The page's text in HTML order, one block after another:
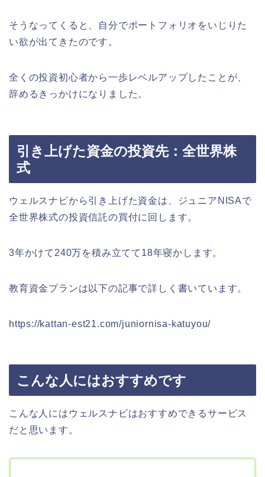
そうなってくると、自分でポートフォリオをいじりた
い欲が出てきたのです。
全くの投資初心者から一歩レベルアップしたことが、
辞めるきっかけになりました。
引き上げた資金の投資先：全世界株
式
ウェルスナビから引き上げた資金は、ジュニアNISAで
全世界株式の投資信託の買付に回します。
3年かけて240万を積み立てて18年寝かします。
教育資金プランは以下の記事で詳しく書いています。
https://kattan-est21.com/juniornisa-katuyou/
こんな人にはおすすめです
こんな人にはウェルスナビはおすすめできるサービス
だと思います。